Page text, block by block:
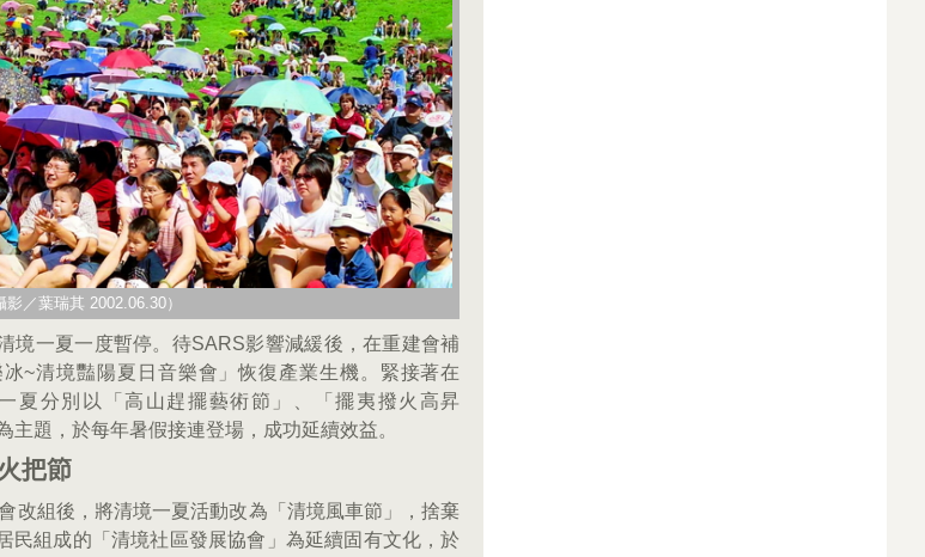
／葉瑞其 2002.06.30）
境一夏一度暫停。待SARS影響減緩後，在重建會補
~清境豔陽夏日音樂會」恢復產業生機。緊接著在
夏分別以「高山趕擺藝術節」、「擺夷撥火高昇
主題，於每年暑假接連登場，成功延續效益。
把節
改組後，將清境一夏活動改為「清境風車節」，捨棄
民組成的「清境社區發展協會」為延續固有文化，於